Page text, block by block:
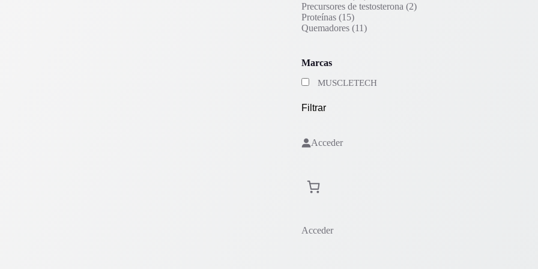
productos
Precursores de testosterona 22
Proteínas 1515
productos
Quemadores 1111
Marcas
MUSCLETECH
Filtrar
Acceder
Acceder